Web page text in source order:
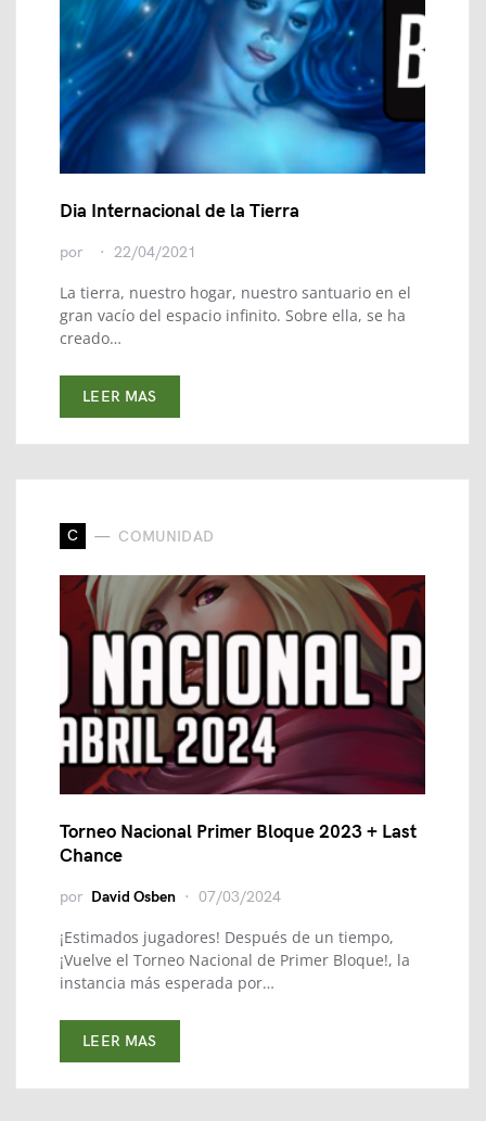
Dia Internacional de la Tierra
por 22/04/2021
La tierra, nuestro hogar, nuestro santuario en el
gran vacío del espacio infinito. Sobre ella, se ha
creado…
LEER MAS
C COMUNIDAD
Torneo Nacional Primer Bloque 2023 + Last
Chance
por David Osben 07/03/2024
¡Estimados jugadores! Después de un tiempo,
¡Vuelve el Torneo Nacional de Primer Bloque!, la
instancia más esperada por…
LEER MAS